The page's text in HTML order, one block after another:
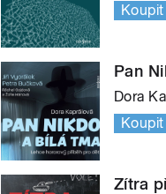
Koupit
Pan
Dora
Koupit
Zítra